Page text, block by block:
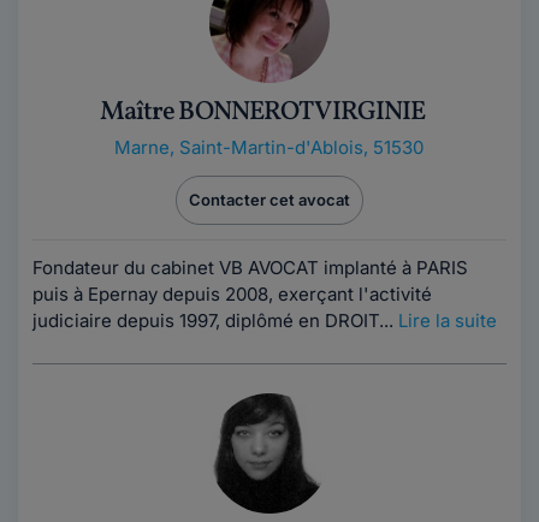
Maître BONNEROT VIRGINIE
Marne, Saint-Martin-d'Ablois, 51530
Contacter cet avocat
Fondateur du cabinet VB AVOCAT implanté à PARIS
puis à Epernay depuis 2008, exerçant l'activité
judiciaire depuis 1997, diplômé en DROIT... Lire la suite